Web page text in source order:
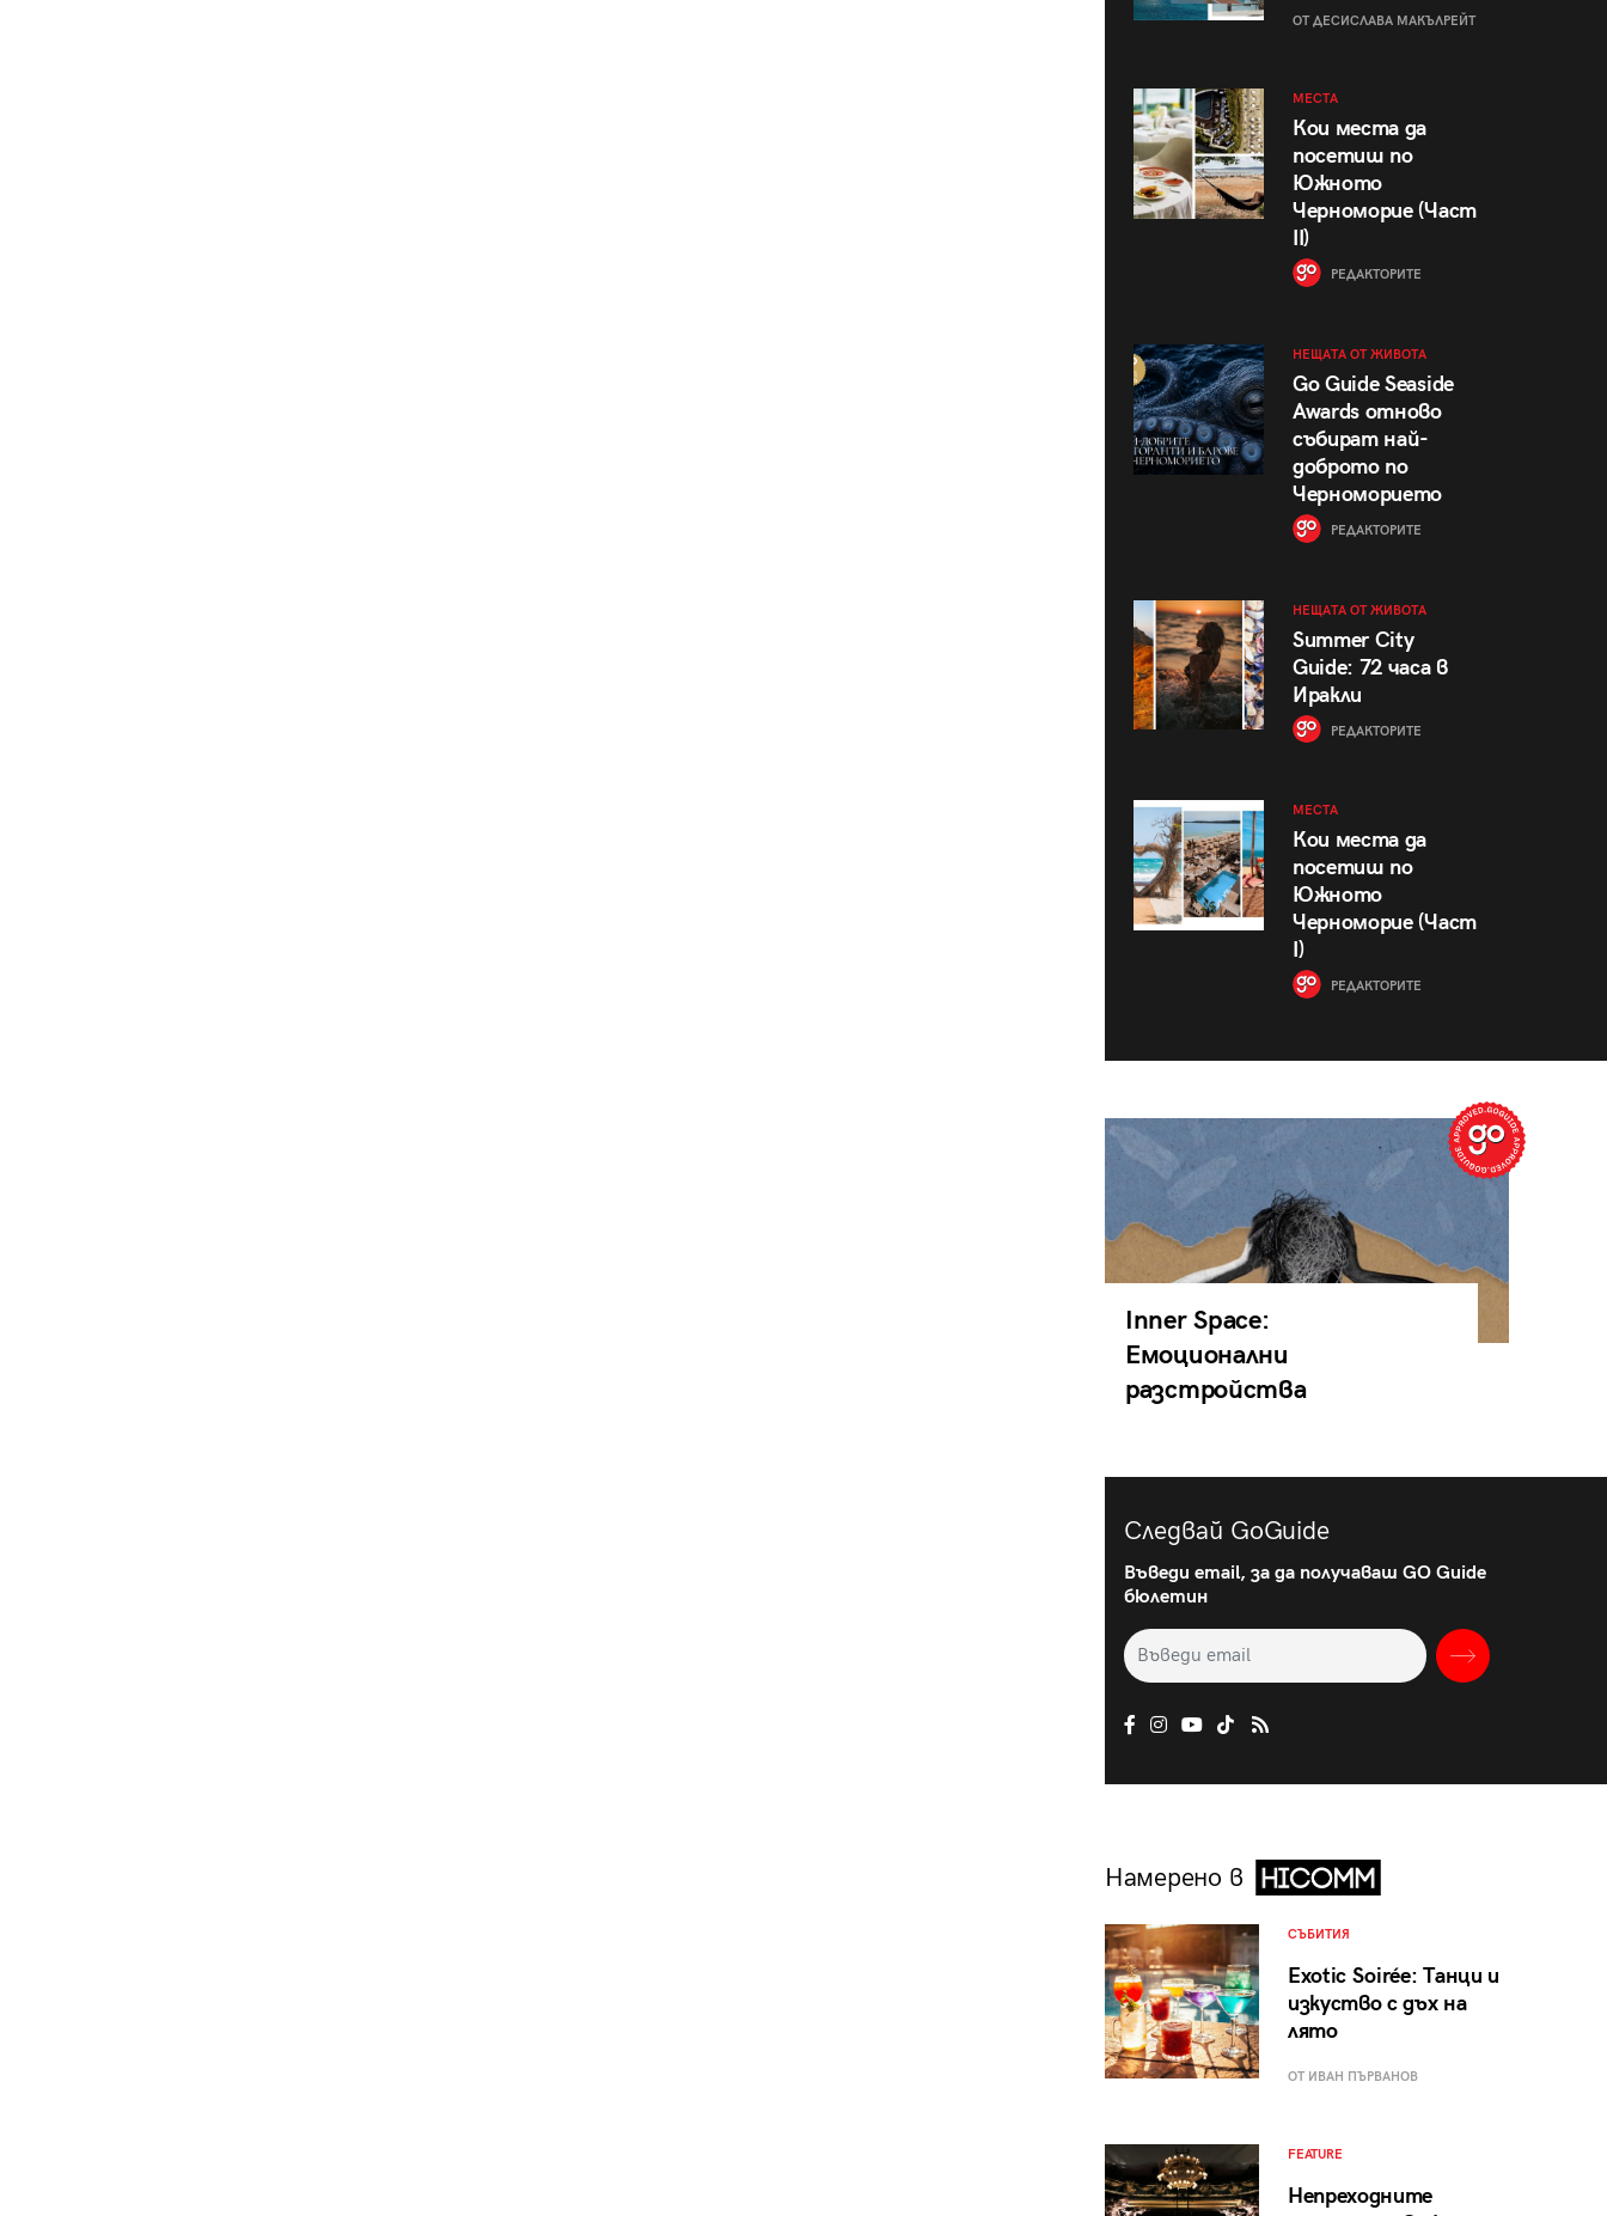
ОТ ДЕСИСЛАВА МАКЪЛРЕЙТ
МЕСТА
Кои места да
посетиш по
Южното
Черноморие (Част
II)
РЕДАКТОРИТЕ
НЕЩАТА ОТ ЖИВОТА
Go Guide Seaside
Awards отново
събират най-
доброто по
Черноморието
РЕДАКТОРИТЕ
НЕЩАТА ОТ ЖИВОТА
Summer City
Guide: 72 часа в
Иракли
РЕДАКТОРИТЕ
МЕСТА
Кои места да
посетиш по
Южното
Черноморие (Част
I)
РЕДАКТОРИТЕ
Inner Space:
Емоционални
разстройства
Следвай GoGuide
Въведи email, за да получаваш GO Guide
бюлетин
Намерено в
СЪБИТИЯ
Exotic Soirée: Танци и
изкуство с дъх на
лято
ОТ ИВАН ПЪРВАНОВ
FEATURE
Непреходните